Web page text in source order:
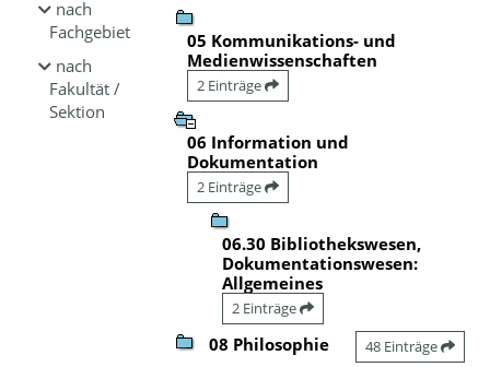
nach
Fachgebiet
nach
Fakultät /
Sektion
05 Kommunikations- und
Medienwissenschaften
2 Einträge
06 Information und
Dokumentation
2 Einträge
06.30 Bibliothekswesen,
Dokumentationswesen:
Allgemeines
2 Einträge
08 Philosophie 48 Einträge